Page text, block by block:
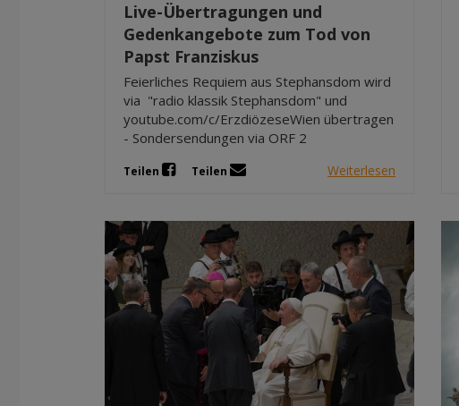
Live-Übertragungen und
Gedenkangebote zum Tod von
Papst Franziskus
Feierliches Requiem aus Stephansdom wird
via "radio klassik Stephansdom" und
youtube.com/c/ErzdiözeseWien übertragen
- Sondersendungen via ORF 2
Teilen Teilen Weiterlesen